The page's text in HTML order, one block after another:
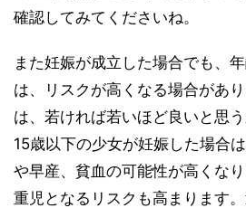
確認してみてくださいね。
また妊娠が成立した場合でも、
は、リスクが高くなる場合があ
は、若ければ若いほど良いと思う
15歳以下の少女が妊娠した場合
や早産、貧血の可能性が高くな
重児となるリスクも高まります